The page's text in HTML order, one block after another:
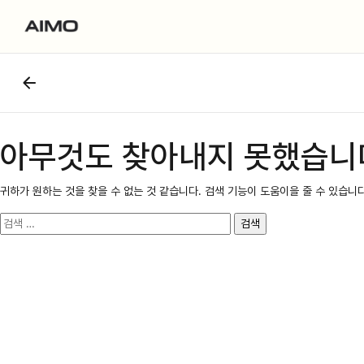
아무것도 찾아내지 못했습
귀하가 원하는 것을 찾을 수 없는 것 같습니다. 검색 기능이 도움이을 줄 수 있습니
검
색: